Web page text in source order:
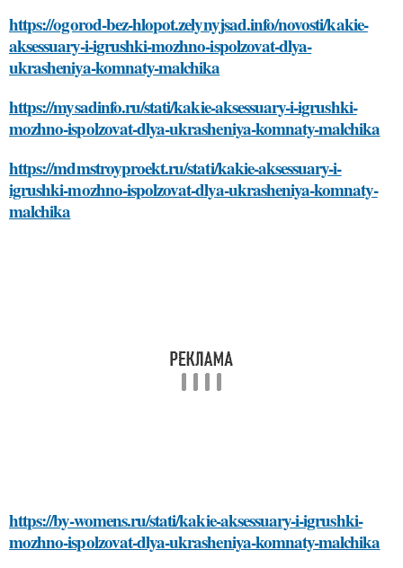
https://ogorod-bez-hlopot.zelynyjsad.info/novosti/kakie-
aksessuary-i-igrushki-mozhno-ispolzovat-dlya-
ukrasheniya-komnaty-malchika
https://mysadinfo.ru/stati/kakie-aksessuary-i-igrushki-
mozhno-ispolzovat-dlya-ukrasheniya-komnaty-malchika
https://mdmstroyproekt.ru/stati/kakie-aksessuary-i-
igrushki-mozhno-ispolzovat-dlya-ukrasheniya-komnaty-
malchika
https://by-womens.ru/stati/kakie-aksessuary-i-igrushki-
mozhno-ispolzovat-dlya-ukrasheniya-komnaty-malchika